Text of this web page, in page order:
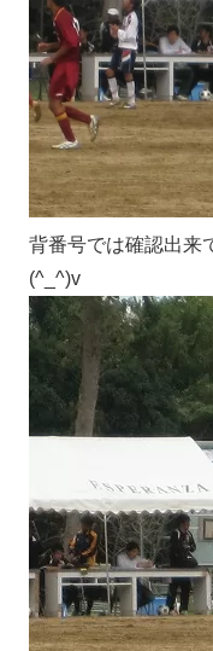
背番号では確認出来
(^_^)v